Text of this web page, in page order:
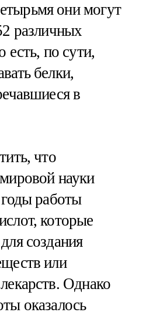
они могут
различных
есть, по сути,
белки,
в
что
науки
годы работы
которые
создания
или
Однако
оказалось